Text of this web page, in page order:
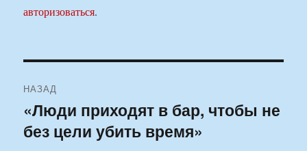
авторизоваться.
по
записям
НАЗАД
Предыдущая
запись:
«Люди приходят в бар, чтобы не
без цели убить время»